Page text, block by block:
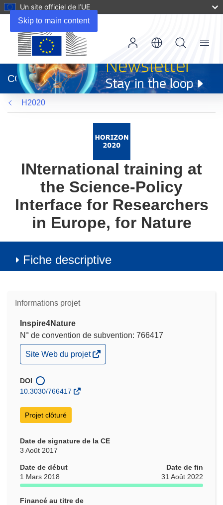
Skip to main content
Un site officiel de l’UE
dans
une
nouvelle
fenêtre)
CORDIS
Menu
H2020
INternational training at
the Science-Policy
Interface for Researchers
in Europe, for Nature
Fiche descriptive
Informations projet
Inspire4Nature
N° de convention de subvention: 766417
(s’ouvre
dans
nouvelle
fenêtre)
Site Web du projet
DOI
10.3030/766417
Projet clôturé
Date de signature de la CE
3 Août 2017
Date de début
1 Mars 2018
Date de fin
31 Août 2022
Financé au titre de